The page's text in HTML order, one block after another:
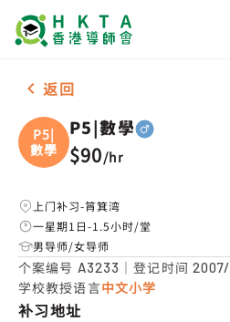
男-1名 P5|數學，筲箕湾 补习
返回
P5|
數學
P5|數學
$90/hr
上门补习-筲箕湾
一星期1日-1.5小时/堂
男导师/女导师
个案编号 A3233 ｜登记时间
学校教授语言中文小学
补习地址